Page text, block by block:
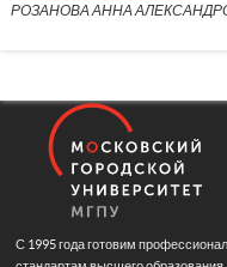
РОЗАНОВА АННА
С 1995 года готовим